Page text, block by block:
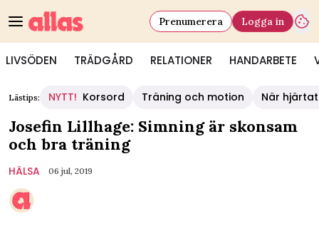
LIVSÖDEN TRÄDGÅRD RELATIONER HANDARBETE
Prenumerera Logga in
Lästips: NYTT! Korsord Träning och motion När
Josefin Lillhage: Simning är skonsam
och bra träning
HÄLSA 06 jul, 2019